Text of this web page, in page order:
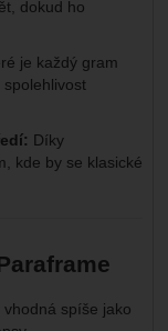
dokud ho
je každý gram
Díky
kde by se klasické
spíše jako